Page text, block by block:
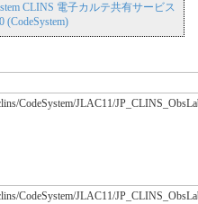
CLINS 電子カルテ共有サービス
CodeSystem/JLAC11/
CodeSystem/JLAC11/